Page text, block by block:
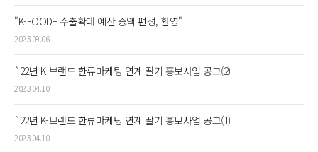
"K-FOOD+ 수출확대 예산 증액 편성, 환영"
2023.09.06
`22년 K-브랜드 한류마케팅 연계 딸기 홍보사업 공고(2)
2023.04.10
`22년 K-브랜드 한류마케팅 연계 딸기 홍보사업 공고(1)
2023.04.10